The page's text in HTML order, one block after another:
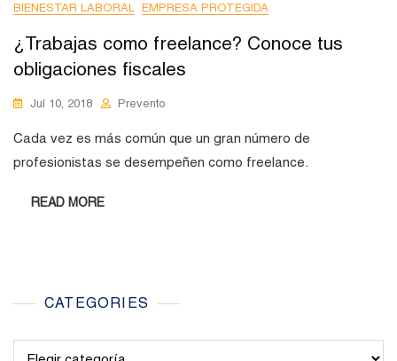
BIENESTAR LABORAL EMPRESA PROTEGIDA
¿Trabajas como freelance? Conoce tus
obligaciones fiscales
Jul 10, 2018 Prevento
Cada vez es más común que un gran número de
profesionistas se desempeñen como freelance.
READ MORE
CATEGORIES